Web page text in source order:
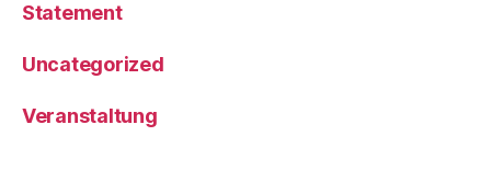
Statement
Uncategorized
Veranstaltung